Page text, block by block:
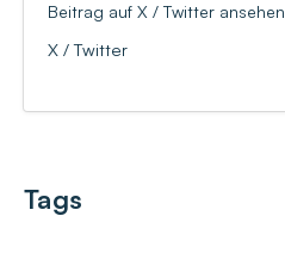
Beitrag auf X / Twitter ansehen
X / Twitter
Tags